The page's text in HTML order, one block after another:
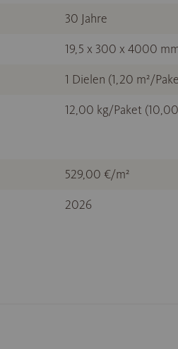
30 Jahre
19,5 x 300 x 4000
1 Dielen (1,20 m²/
12,00 kg/Paket
529,00 €/m²
2026